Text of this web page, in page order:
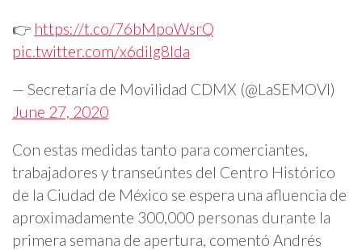
👉 https://t.co/76bMpoWsrQ
pic.twitter.com/x6dilg8lda
— Secretaría de Movilidad CDMX (@LaSEMOVI)
June 27, 2020
Con estas medidas tanto para comerciantes,
trabajadores y transeúntes del Centro Histórico
de la Ciudad de México se espera una afluencia de
aproximadamente 300,000 personas durante la
primera semana de apertura, comentó Andrés